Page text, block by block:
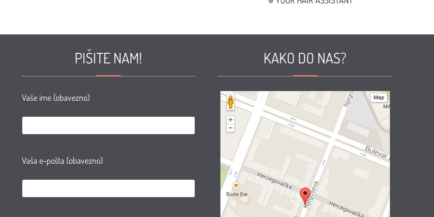
PIŠITE NAM!
Vaše ime (obavezno)
Vaša e-pošta (obavezno)
KAKO DO NAS?